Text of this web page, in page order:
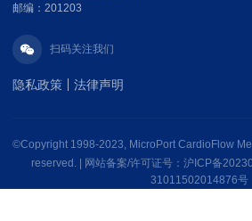
邮编：201203
扫码关注我们
隐私政策 法律声明
©Copyright 1998-2023, MicroPort CardioFlow
reserved. | 网站备案/许可证号：沪ICP备
31011502014876号